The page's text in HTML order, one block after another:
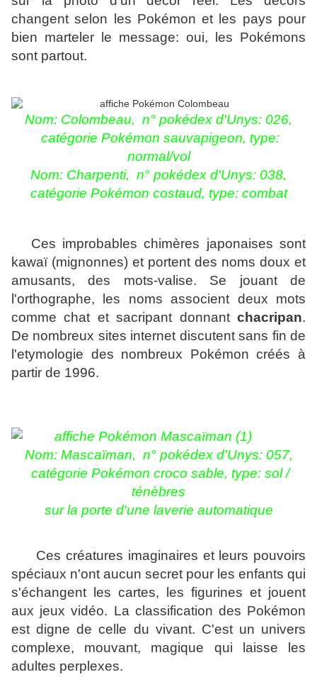
changent selon les Pokémon et les pays pour
bien marteler le message: oui, les Pokémons
sont partout.
Nom: Colombeau, n° pokédex d'Unys: 026,
catégorie Pokémon sauvapigeon, type:
normal/vol
Nom: Charpenti, n° pokédex d'Unys: 038,
catégorie Pokémon costaud, type: combat
Ces improbables chimères japonaises sont
kawaï (mignonnes) et portent des noms doux et
amusants, des mots-valise. Se jouant de
l'orthographe, les noms associent deux mots
comme chat et sacripant donnant chacripan.
De nombreux sites internet discutent sans fin de
l'etymologie des nombreux Pokémon créés à
partir de 1996.
Nom: Mascaïman, n° pokédex d'Unys: 057,
catégorie Pokémon croco sable, type: sol /
ténèbres
sur la porte d'une laverie automatique
Ces créatures imaginaires et leurs pouvoirs
spéciaux n'ont aucun secret pour les enfants qui
s'échangent les cartes, les figurines et jouent
aux jeux vidéo. La classification des Pokémon
est digne de celle du vivant. C'est un univers
complexe, mouvant, magique qui laisse les
adultes perplexes.